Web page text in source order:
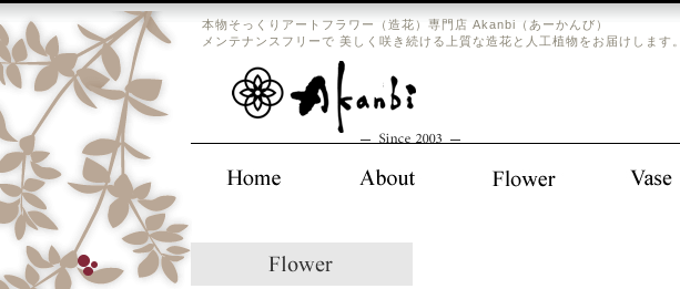
本物そっくりアートフラワー（造花）専門店 Akanbi（あーかんび）
メンテナンスフリーで 美しく咲き続ける上質な造花と人工植物をお届けします。